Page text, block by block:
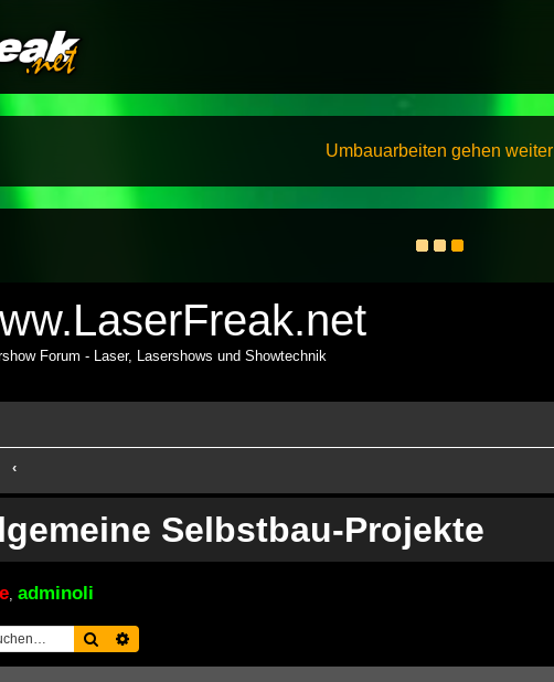
Umbauarbeiten gehen weiter
Forum - Laser, Lasershows und Showtechnik
Selbstbau-Projekte
adminoli
Suche